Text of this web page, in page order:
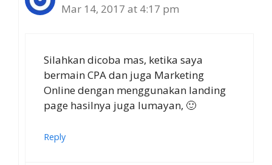
Mar 14, 2017 at 4:17 pm
Silahkan dicoba mas, ketika saya
bermain CPA dan juga Marketing
Online dengan menggunakan landing
page hasilnya juga lumayan, 🙂
Reply